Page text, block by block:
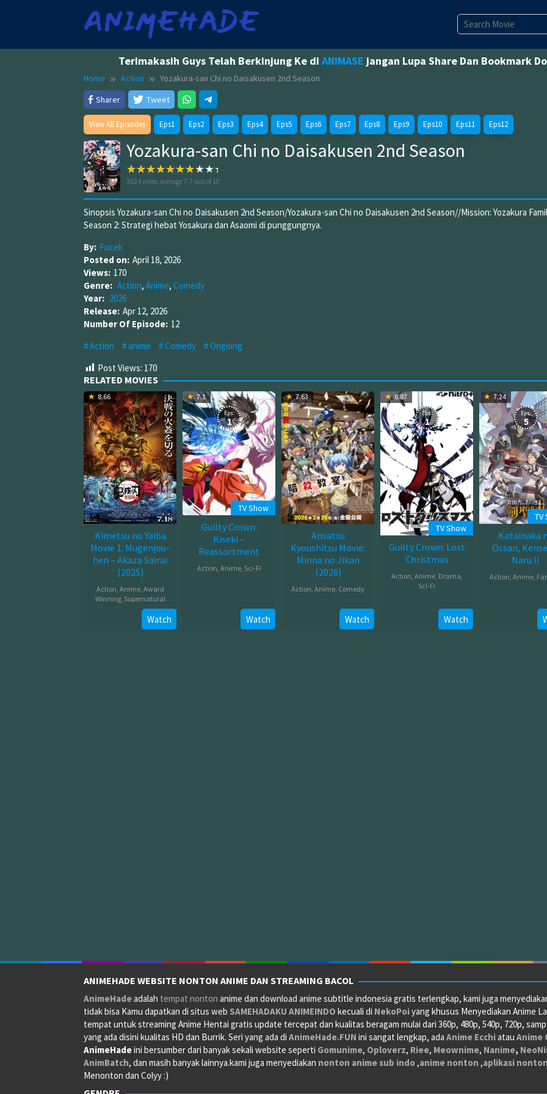
Terimakasih Guys Telah Berkinjung Ke di ANIMASE jangan Lupa Share Dan Bookmark
Home Action
Yozakura-san Chi no Daisakusen 2nd Season
Sharer
Tweet
View All Episodes Eps1 Eps2 Eps3 Eps4 Eps5 Eps6 Eps7 Eps8 Eps9 Eps10 Eps11 Eps12
Yozakura-san Chi no Daisakusen 2nd Season
3324votes, average7.7 out of 10
Sinopsis Yozakura-san Chi no Daisakusen 2nd Season/Yozakura-san Chi no Daisakusen 2nd Season//Mission: Yozakura
Season 2: Strategi hebat Yosakura dan Asaomi di punggungnya.
By: Fucek
Posted on: April 18, 2026
Views: 170
Genre: Action, Anime, Comedy
Year: 2026
Release: Apr 12, 2026
Number Of Episode: 12
Action
anime Comedy
Ongoing
Post Views: 170
RELATED MOVIES
8.66
Kimetsu no Yaiba
Movie 1: Mugenjou-
hen – Akaza Sairai
(2025)
Action, Anime, Award
Winning, Supernatural
Watch
7.1
Eps:
1
TV Show
Guilty Crown:
Kiseki –
Reassortment
Action, Anime, Sci-Fi
2012 Watch
7.63
Ansatsu
Kyoushitsu Movie:
Minna no Jikan
(2026)
Action, Anime, Comedy
Mar
Watch
6.87
Eps:
1
TV Show
Guilty Crown: Lost
Christmas
Action Anime, Drama
Sci-Fi
2012
Watch
7.24
Eps:
5
TV
Katainaka
Ossan,
Naru II
Action, Anime,
ANIMEHADE WEBSITE NONTON ANIME DAN STREAMING BACOL
AnimeHadeadalah tempat nonton anime dan download anime subtitle indonesia gratis terlengkap, kami juga
tidak bisa Kamu dapatkan di situs web SAMEHADAKU ANIMEINDO kecuali di NekoPoiyang khusus Menyediakan Anime
tempat untuk streaming Anime Hentai gratis update tercepat dan kualitas beragam mulai dari 360p, 480p, 540p, 720p,
yang ada disini kualitas HD dan Burrik. Seri yang ada di AnimeHade.FUN ini sangat lengkap, ada Anime Ecchiatau Anime
AnimeHadeini bersumber dari banyak sekali website seperti Gomunime, Oploverz, Riee, Meownime, Nanime,
AnimBatch, dan masih banyak lainnya.kami juga menyediakan nonton anime sub indo ,anime nonton ,aplikasi
Menonton dan Colyy :)